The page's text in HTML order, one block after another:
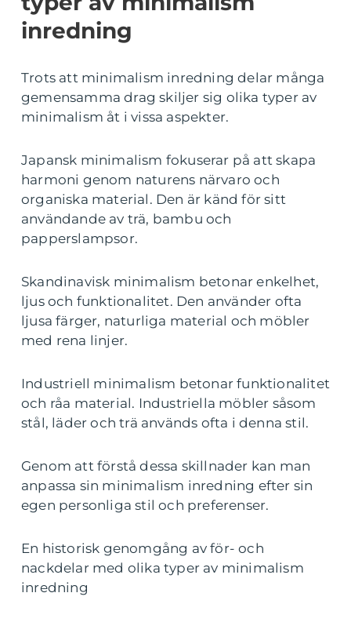
inredning
Trots att minimalism inredning delar många
gemensamma drag skiljer sig olika typer av
minimalism åt i vissa aspekter.
Japansk minimalism fokuserar på att skapa
harmoni genom naturens närvaro och
organiska material. Den är känd för sitt
användande av trä, bambu och
papperslampsor.
Skandinavisk minimalism betonar enkelhet,
ljus och funktionalitet. Den använder ofta
ljusa färger, naturliga material och möbler
med rena linjer.
Industriell minimalism betonar funktionalitet
och råa material. Industriella möbler såsom
stål, läder och trä används ofta i denna stil.
Genom att förstå dessa skillnader kan man
anpassa sin minimalism inredning efter sin
egen personliga stil och preferenser.
En historisk genomgång av för- och
nackdelar med olika typer av minimalism
inredning